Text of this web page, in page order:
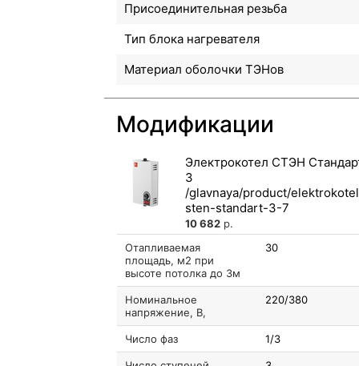
Присоединительная резьба
Тип блока нагревателя
Материал оболочки ТЭНов
Модификации
Электрокотел СТЭН
3
10 682 р.
Отапливаемая
площадь, м2 при
высоте потолка до 3м
30
Номинальное
напряжение, В,
220/380
Число фаз 1/3